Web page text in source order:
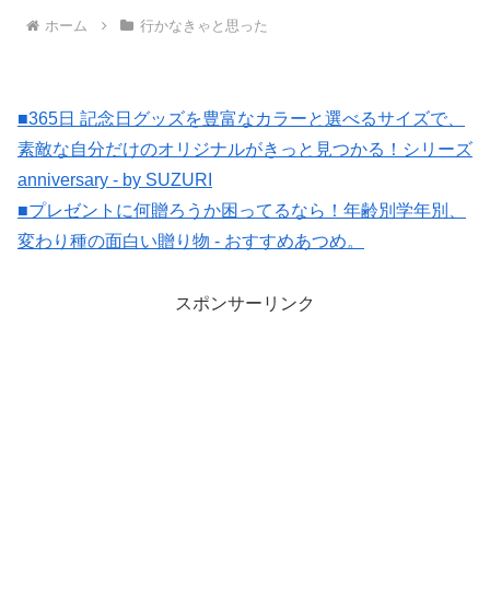
ホーム 行かなきゃと思った
■365日 記念日グッズを豊富なカラーと選べるサイズで、
素敵な自分だけのオリジナルがきっと見つかる！シリーズ
anniversary - by SUZURI
■プレゼントに何贈ろうか困ってるなら！年齢別学年別、
変わり種の面白い贈り物 - おすすめあつめ。
スポンサーリンク